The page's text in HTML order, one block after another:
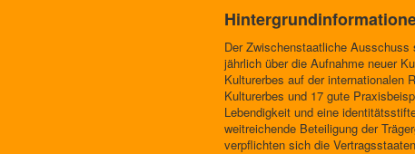
Der Zwischenstaatliche
jährlich über die Aufnahme neuer
Kulturerbes auf der internationalen
Kulturerbes und 17 gute
Lebendigkeit und eine
weitreichende Beteiligung der
verpflichten sich die